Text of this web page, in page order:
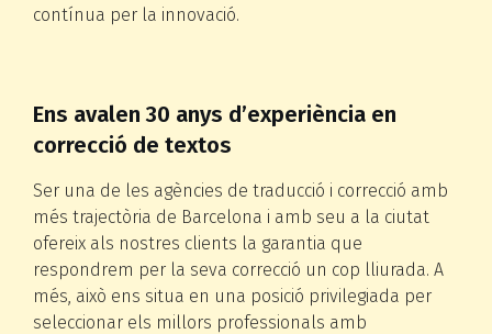
contínua per la innovació.
Ens avalen 30 anys d’experiència en
correcció de textos
Ser una de les agències de traducció i correcció amb
més trajectòria de Barcelona i amb seu a la ciutat
ofereix als nostres clients la garantia que
respondrem per la seva correcció un cop lliurada. A
més, això ens situa en una posició privilegiada per
seleccionar els millors professionals amb